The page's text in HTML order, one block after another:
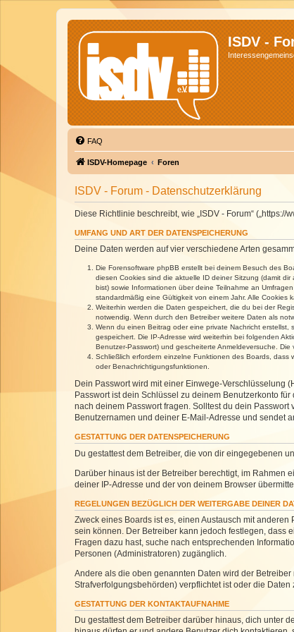
ISDV -
FAQ
ISDV-Homepage Foren
ISDV - Forum - Datenschutzerklärung
Diese Richtlinie beschreibt, wie „ISDV - Forum“
UMFANG UND ART DER DATENSPEICHERUNG
Deine Daten werden auf vier verschiedene Arten
Die Forensoftware phpBB erstellt bei deinem Besuch des
diesen Cookies sind die aktuelle ID deiner Sitzung (damit
bist) sowie Informationen über deine Teilnahme an
standardmäßig eine Gültigkeit von einem Jahr. Alle Cookies
Weiterhin werden die Daten gespeichert, die du bei der
notwendig. Wenn durch den Betreiber weitere Daten als
Wenn du einen Beitrag oder eine private Nachricht
gespeichert. Die IP-Adresse wird weiterhin bei folgenden
Benutzer-Passwort) und gescheiterte Anmeldeversuche.
Schließlich erfordern einzelne Funktionen des Boards,
oder Benachrichtigungsfunktionen.
Dein Passwort wird mit einer Einwege-Verschlüsselung
Passwort ist dein Schlüssel zu deinem Benutzerkonto
nach deinem Passwort fragen. Solltest du dein
Benutzernamen und deiner E-Mail-Adresse und sendet
GESTATTUNG DER DATENSPEICHERUNG
Du gestattest dem Betreiber, die von dir eingegebenen
Darüber hinaus ist der Betreiber berechtigt, im Rahmen
deiner IP-Adresse und der von deinem Browser
REGELUNGEN BEZÜGLICH DER WEITERGABE DEINER
Zweck eines Boards ist es, einen Austausch mit
sein können. Der Betreiber kann jedoch festlegen, dass
Fragen dazu hast, suche nach entsprechenden
Personen (Administratoren) zugänglich.
Andere als die oben genannten Daten wird der
Strafverfolgungsbehörden) verpflichtet ist oder die
GESTATTUNG DER KONTAKTAUFNAHME
Du gestattest dem Betreiber darüber hinaus, dich unter